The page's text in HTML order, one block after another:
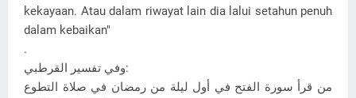
kekayaan. Atau dalam riwayat lain dia lalui setahun penuh
dalam kebaikan"
.
وفي تفسير القرطبي:
من قرأ سورة الفتح في أول ليلة من رمضان في صلاة التطوع